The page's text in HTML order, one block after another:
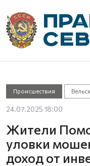
Происшествия
24.07.2025 18:00
Жители
уловки
доход от